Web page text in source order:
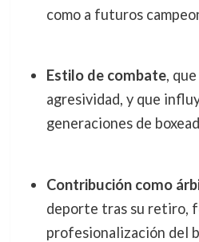
como a futuros
Estilo de combate,
agresividad, y que
generaciones de
Contribución como
deporte tras su retiro,
profesionalización del